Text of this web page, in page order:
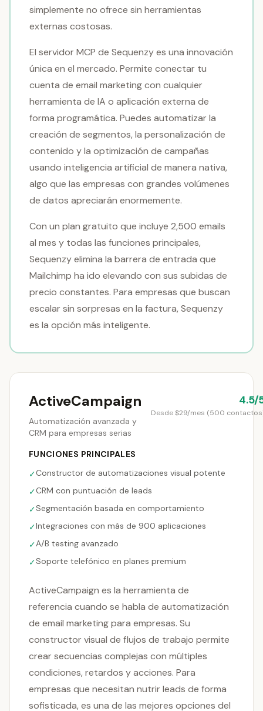
simplemente no ofrece sin herramientas
externas costosas.
El servidor MCP de Sequenzy es una innovación
única en el mercado. Permite conectar tu
cuenta de email marketing con cualquier
herramienta de IA o aplicación externa de
forma programática. Puedes automatizar la
creación de segmentos, la personalización de
contenido y la optimización de campañas
usando inteligencia artificial de manera nativa,
algo que las empresas con grandes volúmenes
de datos apreciarán enormemente.
Con un plan gratuito que incluye 2,500 emails
al mes y todas las funciones principales,
Sequenzy elimina la barrera de entrada que
Mailchimp ha ido elevando con sus subidas de
precio constantes. Para empresas que buscan
escalar sin sorpresas en la factura, Sequenzy
es la opción más inteligente.
ActiveCampaign
Automatización avanzada y
CRM para empresas serias
4.5/
Desde $29/mes (500
FUNCIONES PRINCIPALES
✓Constructor de automatizaciones visual potente
✓CRM con puntuación de leads
✓Segmentación basada en comportamiento
✓Integraciones con más de 900 aplicaciones
✓A/B testing avanzado
✓Soporte telefónico en planes premium
ActiveCampaign es la herramienta de
referencia cuando se habla de automatización
de email marketing para empresas. Su
constructor visual de flujos de trabajo permite
crear secuencias complejas con múltiples
condiciones, retardos y acciones. Para
empresas que necesitan nutrir leads de forma
sofisticada, es una de las mejores opciones del